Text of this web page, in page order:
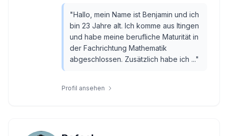
"Hallo, mein Name ist Benjamin und ich
bin 23 Jahre alt. Ich komme aus Itingen
und habe meine berufliche Maturität in
der Fachrichtung Mathematik
abgeschlossen. Zusätzlich habe ich ..."
Profil ansehen